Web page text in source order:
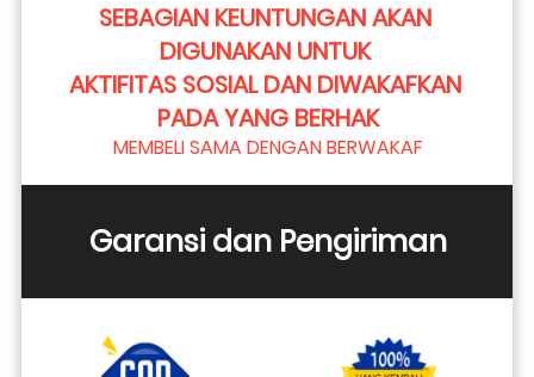
SEBAGIAN KEUNTUNGAN AKAN
DIGUNAKAN UNTUK
AKTIFITAS SOSIAL DAN DIWAKAFKAN
PADA YANG BERHAK
MEMBELI SAMA DENGAN BERWAKAF
Garansi dan Pengiriman